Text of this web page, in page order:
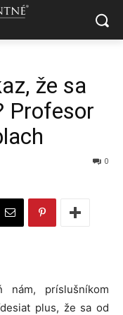
že sa
Profesor
0
príslušníkom
plus, že sa od